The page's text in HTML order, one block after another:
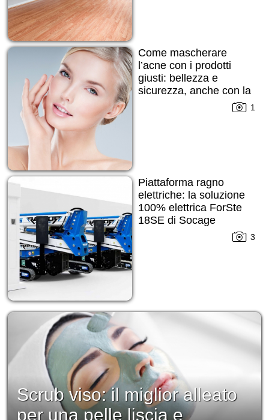
Come mascherare
l’acne con i prodotti
giusti: bellezza e
sicurezza, anche con la
1
Piattaforma ragno
elettriche: la soluzione
100% elettrica ForSte
18SE di Socage
3
Scrub viso: il miglior alleato
per una pelle liscia e